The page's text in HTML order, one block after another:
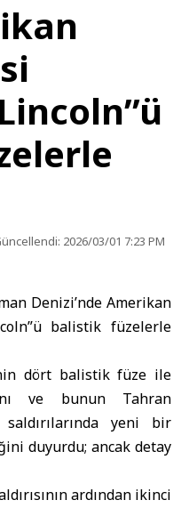
2026/03/01 7:23 PM
Denizi’ndeAmerikan
balistik füzelerle
dört balistik füze ile
ve bunun Tahran
saldırılarında yeni bir
duyurdu; ancak detay
ardından ikinci